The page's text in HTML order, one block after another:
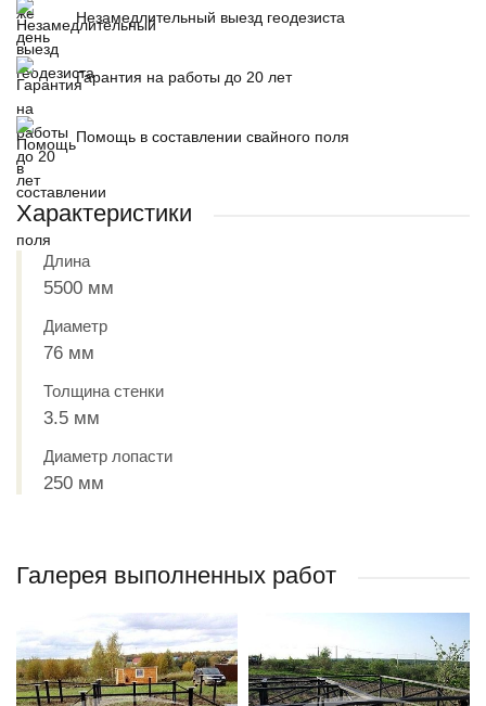
Незамедлительный выезд геодезиста
Гарантия на работы до 20 лет
Помощь в составлении свайного поля
Характеристики
Длина
5500 мм
Диаметр
76 мм
Толщина стенки
3.5 мм
Диаметр лопасти
250 мм
Галерея выполненных работ